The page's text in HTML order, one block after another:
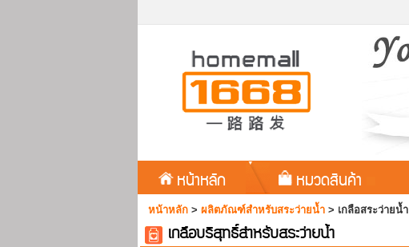
หน้าหลัก หมวดสินค้า
หน้าหลัก > ผลิตภัณฑ์สำหรับสระว่ายน้ำ > เกลือสระว่ายน้ำ
เกลือบริสุทธิ์สำหรับสระว่ายน้ำ